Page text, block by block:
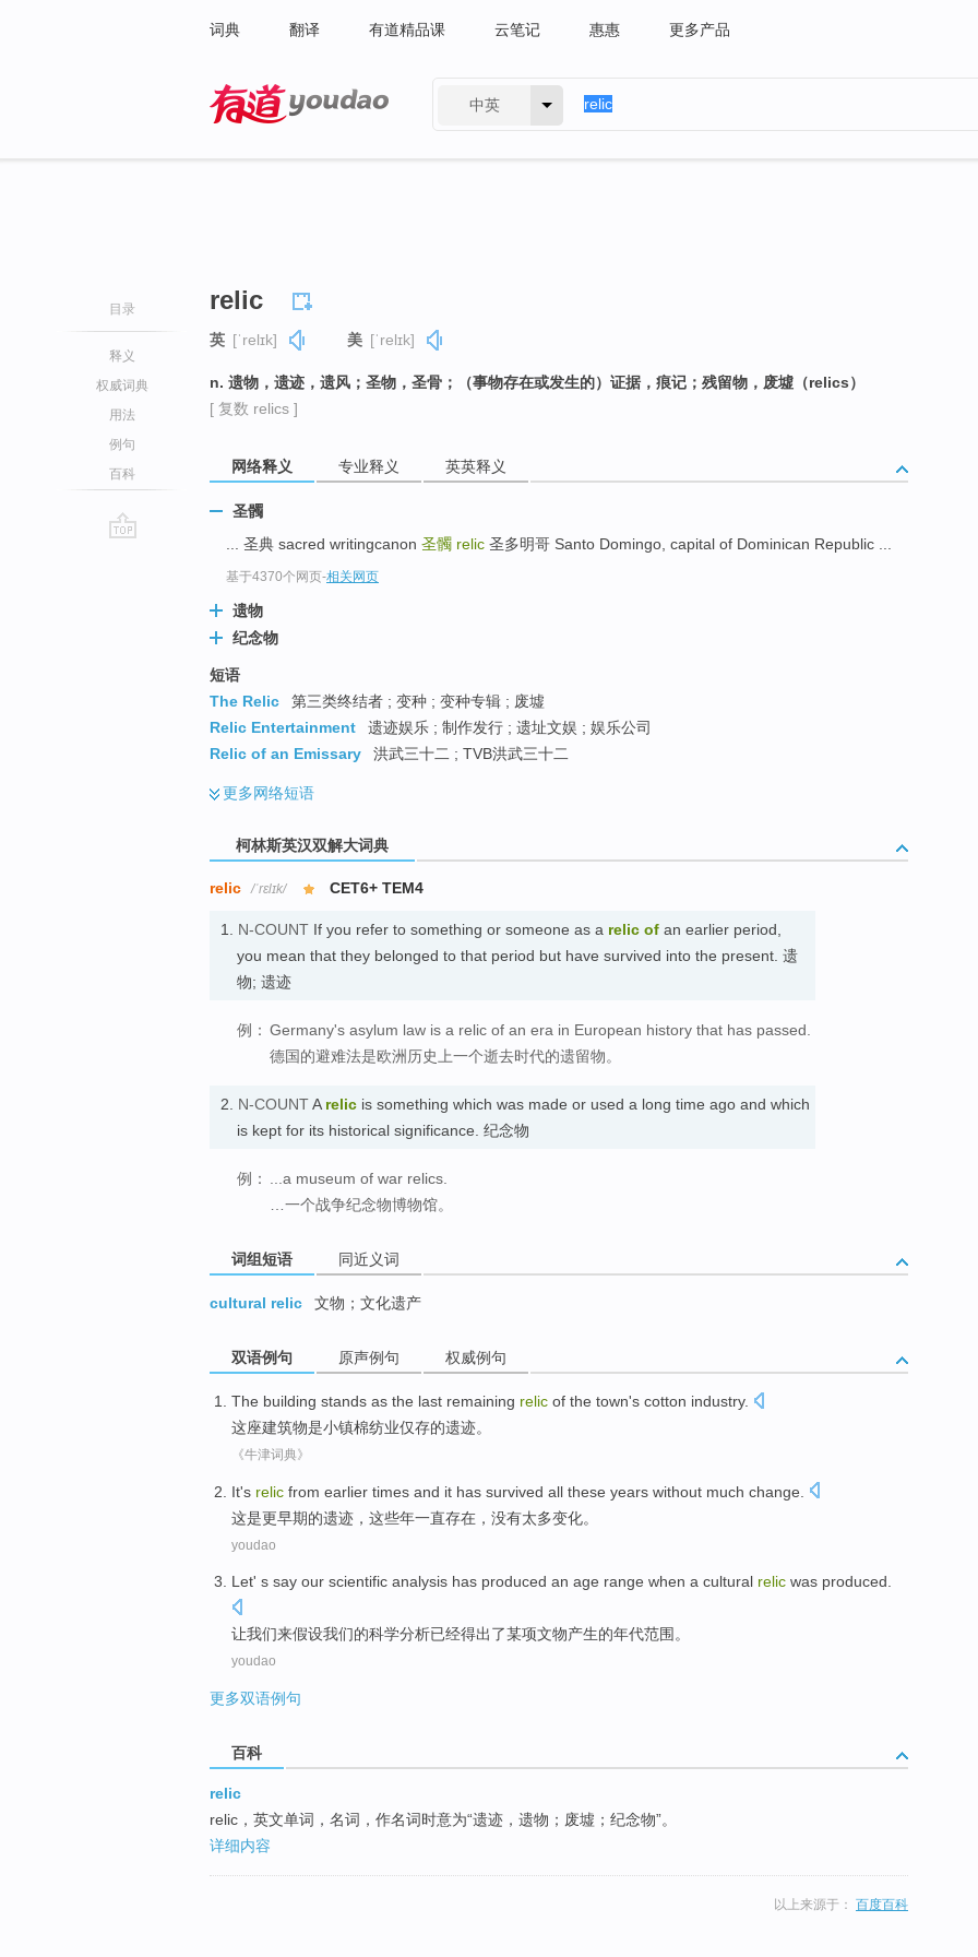
词典 翻译 有道精品课 云笔记 惠惠 更多产品
中英
目录
释义
权威词典
用法
例句
百科
relic
英 [ˈrelɪk] 美 [ˈrelɪk]
n. 遗物，遗迹，遗风；圣物，圣骨；（事物存在或发生的）证据，痕记；残留物，废墟（relics）
[ 复数 relics ]
网络释义 专业释义 英英释义
圣髑
... 圣典 sacred writingcanon 圣髑 relic 圣多明哥 Santo Domingo, capital of Dominican Republic ...
基于4370个网页-相关网页
遗物
纪念物
短语
The Relic
第三类终结者 ; 变种 ; 变种专辑 ; 废墟
Relic Entertainment
遗迹娱乐 ; 制作发行 ; 遗址文娱 ; 娱乐公司
Relic of an Emissary
洪武三十二 ; TVB洪武三十二
更多网络短语
柯林斯英汉双解大词典
relic /ˈrɛlɪk/ CET6+ TEM4
1. N-COUNT If you refer to something or someone as a relic of an earlier period,
you mean that they belonged to that period but have survived into the present. 遗
物; 遗迹
例： Germany's asylum law is a relic of an era in European history that has passed.
德国的避难法是欧洲历史上一个逝去时代的遗留物。
2. N-COUNTA relic is something which was made or used a long time ago and which
is kept for its historical significance. 纪念物
例： ...a museum of war relics.
…一个战争纪念物博物馆。
词组短语 同近义词
cultural relic 文物；文化遗产
双语例句 原声例句 权威例句
The building stands as the last remaining relic of the town's cotton industry.
这座建筑物是小镇棉纺业仅存的遗迹。
《牛津词典》
It's relic from earlier times and it has survived all these years without much change
这是更早期的遗迹 ， 这些年一直存在， 没有太多变化。
youdao
Let' s say our scientific analysis has produced an age range when a cultural relic was produced.
让我们来假设我们的科学分析已经得出了某项文物产生的年代范围。
youdao
更多双语例句
百科
relic
relic，英文单词，名词，作名词时意为“遗迹，遗物；废墟；纪念物”。
详细内容
以上来源于： 百度百科